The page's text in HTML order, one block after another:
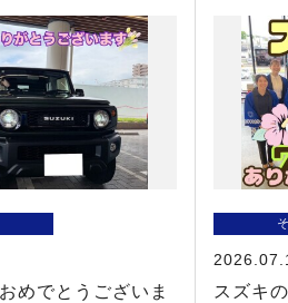
めでとうございま
スズキ